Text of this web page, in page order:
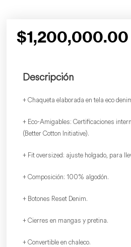
$1,200,000.00
Descripción
+ Chaqueta elaborada en tela eco
+ Eco-Amigables: Certificaciones
(Better Cotton Initiative).
+ Fit oversized: ajuste holgado, para
+ Composición: 100% algodón.
+ Botones Reset Denim.
+ Cierres en mangas y pretina.
+ Convertible en chaleco.